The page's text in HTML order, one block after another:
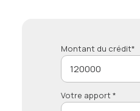
Montant du crédit*
Votre apport *